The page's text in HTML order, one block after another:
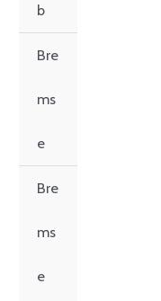
b
Bre
ms
e
Bre
ms
e